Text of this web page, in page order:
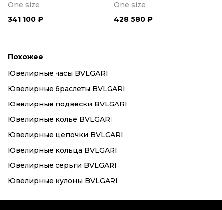
One size
341 100 ₽
One size
428 580 ₽
Похожее
Ювелирные часы BVLGARI
Ювелирные браслеты BVLGARI
Ювелирные подвески BVLGARI
Ювелирные колье BVLGARI
Ювелирные цепочки BVLGARI
Ювелирные кольца BVLGARI
Ювелирные серьги BVLGARI
Ювелирные кулоны BVLGARI